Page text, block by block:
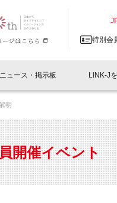
特別会
閉じる
イベントレポート一覧
LINK-J主催・共催
LINK-J協賛・協力
？
ビュー
ニュース・掲示板
人と情報の交流掲示板
会員プレスリリース
募集
LINK-J
明
開催イベント